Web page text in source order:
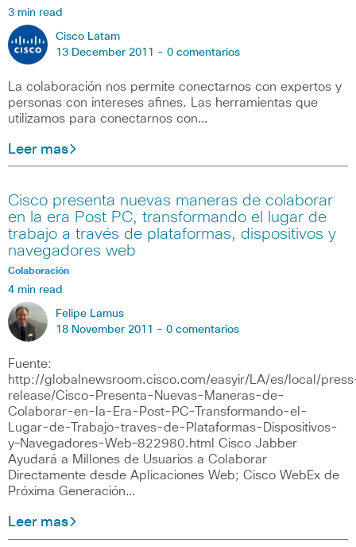
3 min read
Cisco Latam
13 December 2011 - 0 comentarios
La colaboración nos permite conectarnos con expertos y
personas con intereses afines. Las herramientas que
utilizamos para conectarnos con…
Leer mas
Cisco presenta nuevas maneras de colaborar
en la era Post PC, transformando el lugar de
trabajo a través de plataformas, dispositivos y
navegadores web
Colaboración
4 min read
Felipe Lamus
18 November 2011 - 0 comentarios
Fuente:
http://globalnewsroom.cisco.com/easyir/LA/es/local/
release/Cisco-Presenta-Nuevas-Maneras-de-
Colaborar-en-la-Era-Post-PC-Transformando-el-
Lugar-de-Trabajo-traves-de-Plataformas-Dispositivos-
y–Navegadores-Web–822980.html Cisco Jabber
Ayudará a Millones de Usuarios a Colaborar
Directamente desde Aplicaciones Web; Cisco WebEx de
Próxima Generación…
Leer mas